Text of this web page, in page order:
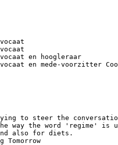
en hoogleraar
en mede-voorzitter
to steer the
way the word 'regime' is
also for diets.
Tomorrow